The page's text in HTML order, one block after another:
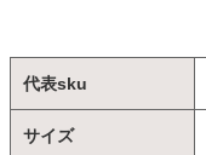
代表sku
サイズ